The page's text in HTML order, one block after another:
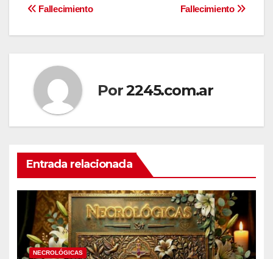
Navegación
de
entradas
Fallecimiento
Fallecimiento
Por2245.com.ar
Entrada relacionada
NECROLÓGICAS